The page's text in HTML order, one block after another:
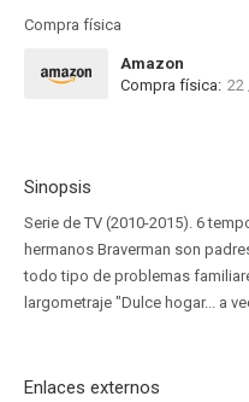
Compra física
Amazon
Compra física: 22
Sinopsis
Serie de TV (2010-2015). 6
hermanos Braverman son
todo tipo de problemas
largometraje "Dulce hogar... a
Enlaces externos